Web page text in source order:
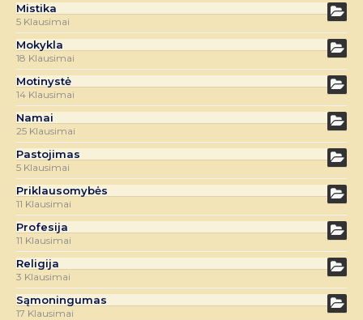
Mistika
5 Klausimai
Mokykla
18 Klausimai
Motinystė
14 Klausimai
Namai
25 Klausimai
Pastojimas
5 Klausimai
Priklausomybės
11 Klausimai
Profesija
11 Klausimai
Religija
3 Klausimai
Sąmoningumas
17 Klausimai